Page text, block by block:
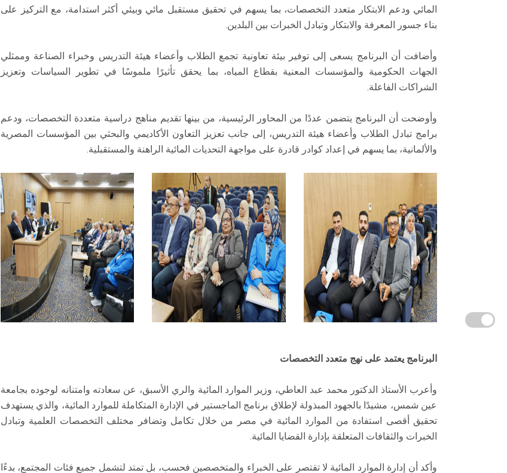
المائي ودعم الابتكار متعدد التخصصات، بما يسهم في تحقيق مستقبل مائي وبيئي أكثر استدامة، مع التركيز على
بناء جسور المعرفة والابتكار وتبادل الخبرات بين البلدين.
وأضافت أن البرنامج يسعى إلى توفير بيئة تعاونية تجمع الطلاب وأعضاء هيئة التدريس وخبراء الصناعة وممثلي
الجهات الحكومية والمؤسسات المعنية بقطاع المياه، بما يحقق تأثيرًا ملموسًا في تطوير السياسات وتعزيز
الشراكات الفاعلة.
وأوضحت أن البرنامج يتضمن عددًا من المحاور الرئيسية، من بينها تقديم مناهج دراسية متعددة التخصصات، ودعم
برامج تبادل الطلاب وأعضاء هيئة التدريس، إلى جانب تعزيز التعاون الأكاديمي والبحثي بين المؤسسات المصرية
والألمانية، بما يسهم في إعداد كوادر قادرة على مواجهة التحديات المائية الراهنة والمستقبلية.
البرنامج يعتمد على نهج متعدد التخصصات
وأعرب الأستاذ الدكتور محمد عبد العاطي، وزير الموارد المائية والري الأسبق، عن سعادته وامتنانه لوجوده بجامعة
عين شمس، مشيدًا بالجهود المبذولة لإطلاق برنامج الماجستير في الإدارة المتكاملة للموارد المائية، والذي يستهدف
تحقيق أقصى استفادة من الموارد المائية في مصر من خلال تكامل وتضافر مختلف التخصصات العلمية وتبادل
الخبرات والثقافات المتعلقة بإدارة القضايا المائية.
وأكد أن إدارة الموارد المائية لا تقتصر على الخبراء والمتخصصين فحسب، بل تمتد لتشمل جميع فئات المجتمع، بدءًا